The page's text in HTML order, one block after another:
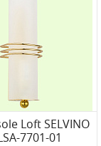
Loft SELVINO
7701-01